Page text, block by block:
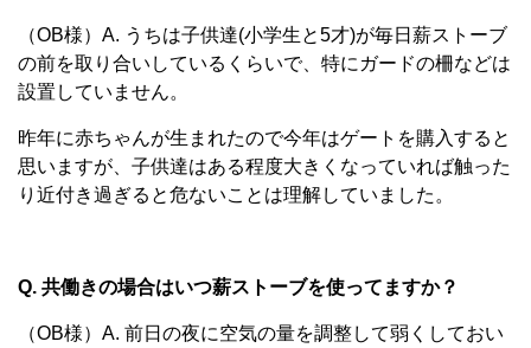
（OB様）A. うちは子供達(小学生と5才)が毎日薪ストーブ
の前を取り合いしているくらいで、特にガードの柵などは
設置していません。
昨年に赤ちゃんが生まれたので今年はゲートを購入すると
思いますが、子供達はある程度大きくなっていれば触った
り近付き過ぎると危ないことは理解していました。
Q. 共働きの場合はいつ薪ストーブを使ってますか？
（OB様）A. 前日の夜に空気の量を調整して弱くしておい